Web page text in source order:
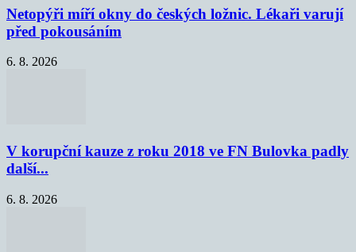
Netopýři míří okny do českých ložnic. Lékaři varují
před pokousáním
6. 8. 2026
V korupční kauze z roku 2018 ve FN Bulovka padly
další...
6. 8. 2026